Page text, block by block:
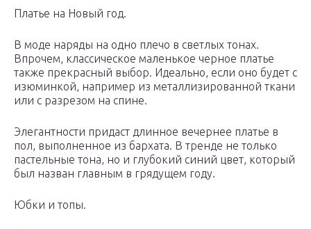
Платье на Новый год.
В моде наряды на одно плечо в светлых тонах.
Впрочем, классическое маленькое черное платье
также прекрасный выбор. Идеально, если оно будет с
изюминкой, например из металлизированной ткани
или с разрезом на спине.
Элегантности придаст длинное вечернее платье в
пол, выполненное из бархата. В тренде не только
пастельные тона, но и глубокий синий цвет, который
был назван главным в грядущем году.
Юбки и топы.